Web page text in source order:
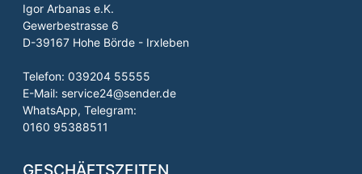
Igor Arbanas e.K.
Gewerbestrasse 6
D-39167 Hohe Börde - Irxleben
Telefon: 039204 55555
E-Mail: service24@sender.de
WhatsApp, Telegram:
0160 95388511
GESCHÄFTSZEITEN